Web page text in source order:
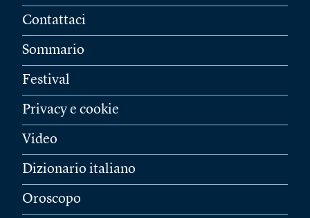
Contattaci
Sommario
Festival
Privacy e cookie
Video
Dizionario italiano
Oroscopo